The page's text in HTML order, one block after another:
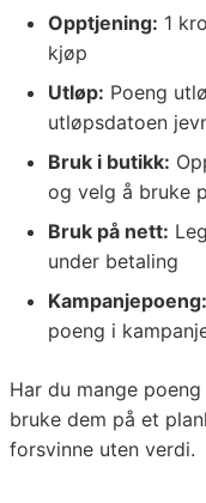
Opptjening: 1
kjøp
Utløp: Poeng
utløpsdatoen
Bruk i butikk:
og velg å bruke
Bruk på nett:
under betaling
Kampanjepoeng:
poeng i
Har du mange
bruke dem på et
forsvinne uten verdi.